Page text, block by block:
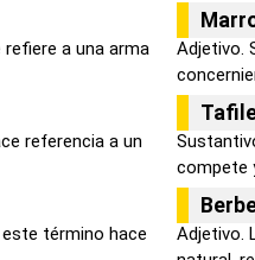
a una arma
Adjetivo.
referencia a un
compete
término hace
Adjetivo.